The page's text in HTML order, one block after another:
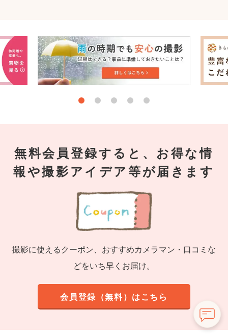
無料会員登録すると、お得な情
報や撮影アイデア等が届きます
撮影に使えるクーポン、おすすめカメラマン・口コミな
どをいち早くお届け。
会員登録（無料）はこちら